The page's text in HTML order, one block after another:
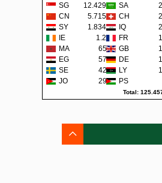
SG
12.429K SA
CN
5.715K CH
SY
1.834K IQ
IE
1.2K FR
MA
659 GB
EG
579 DE
SE
422 LY
JO
292 PS
Total: